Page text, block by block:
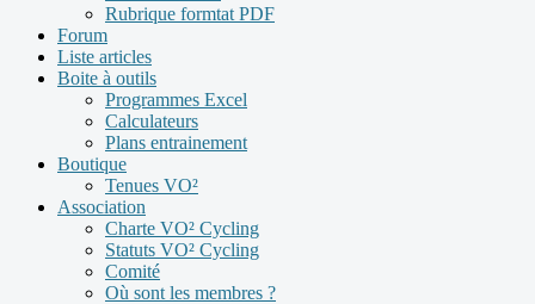
Rubrique formtat PDF
Forum
Liste articles
Boite à outils
Programmes Excel
Calculateurs
Plans entrainement
Boutique
Tenues VO²
Association
Charte VO² Cycling
Statuts VO² Cycling
Comité
Où sont les membres ?